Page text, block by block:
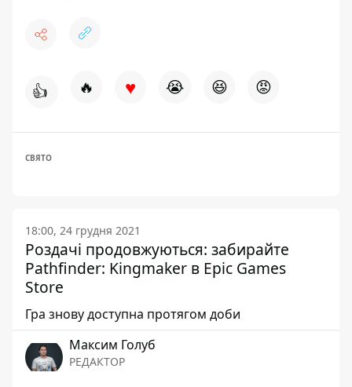
👍 🔥 ♥ 😭 😆 😡
СВЯТО
18:00, 24 грудня 2021
Роздачі продовжуються: забирайте
Pathfinder: Kingmaker в Epic Games
Store
Гра знову доступна протягом доби
Максим Голуб
РЕДАКТОР